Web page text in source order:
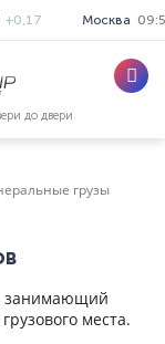
до двери
+0,17 Москва
грузы
занимающий
места.